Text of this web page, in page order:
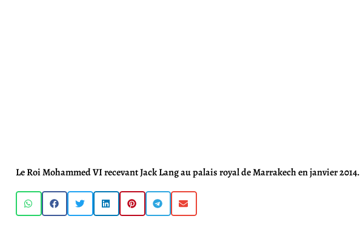
Le Roi Mohammed VI recevant Jack Lang au palais royal de Marrakech en janvier 2014.